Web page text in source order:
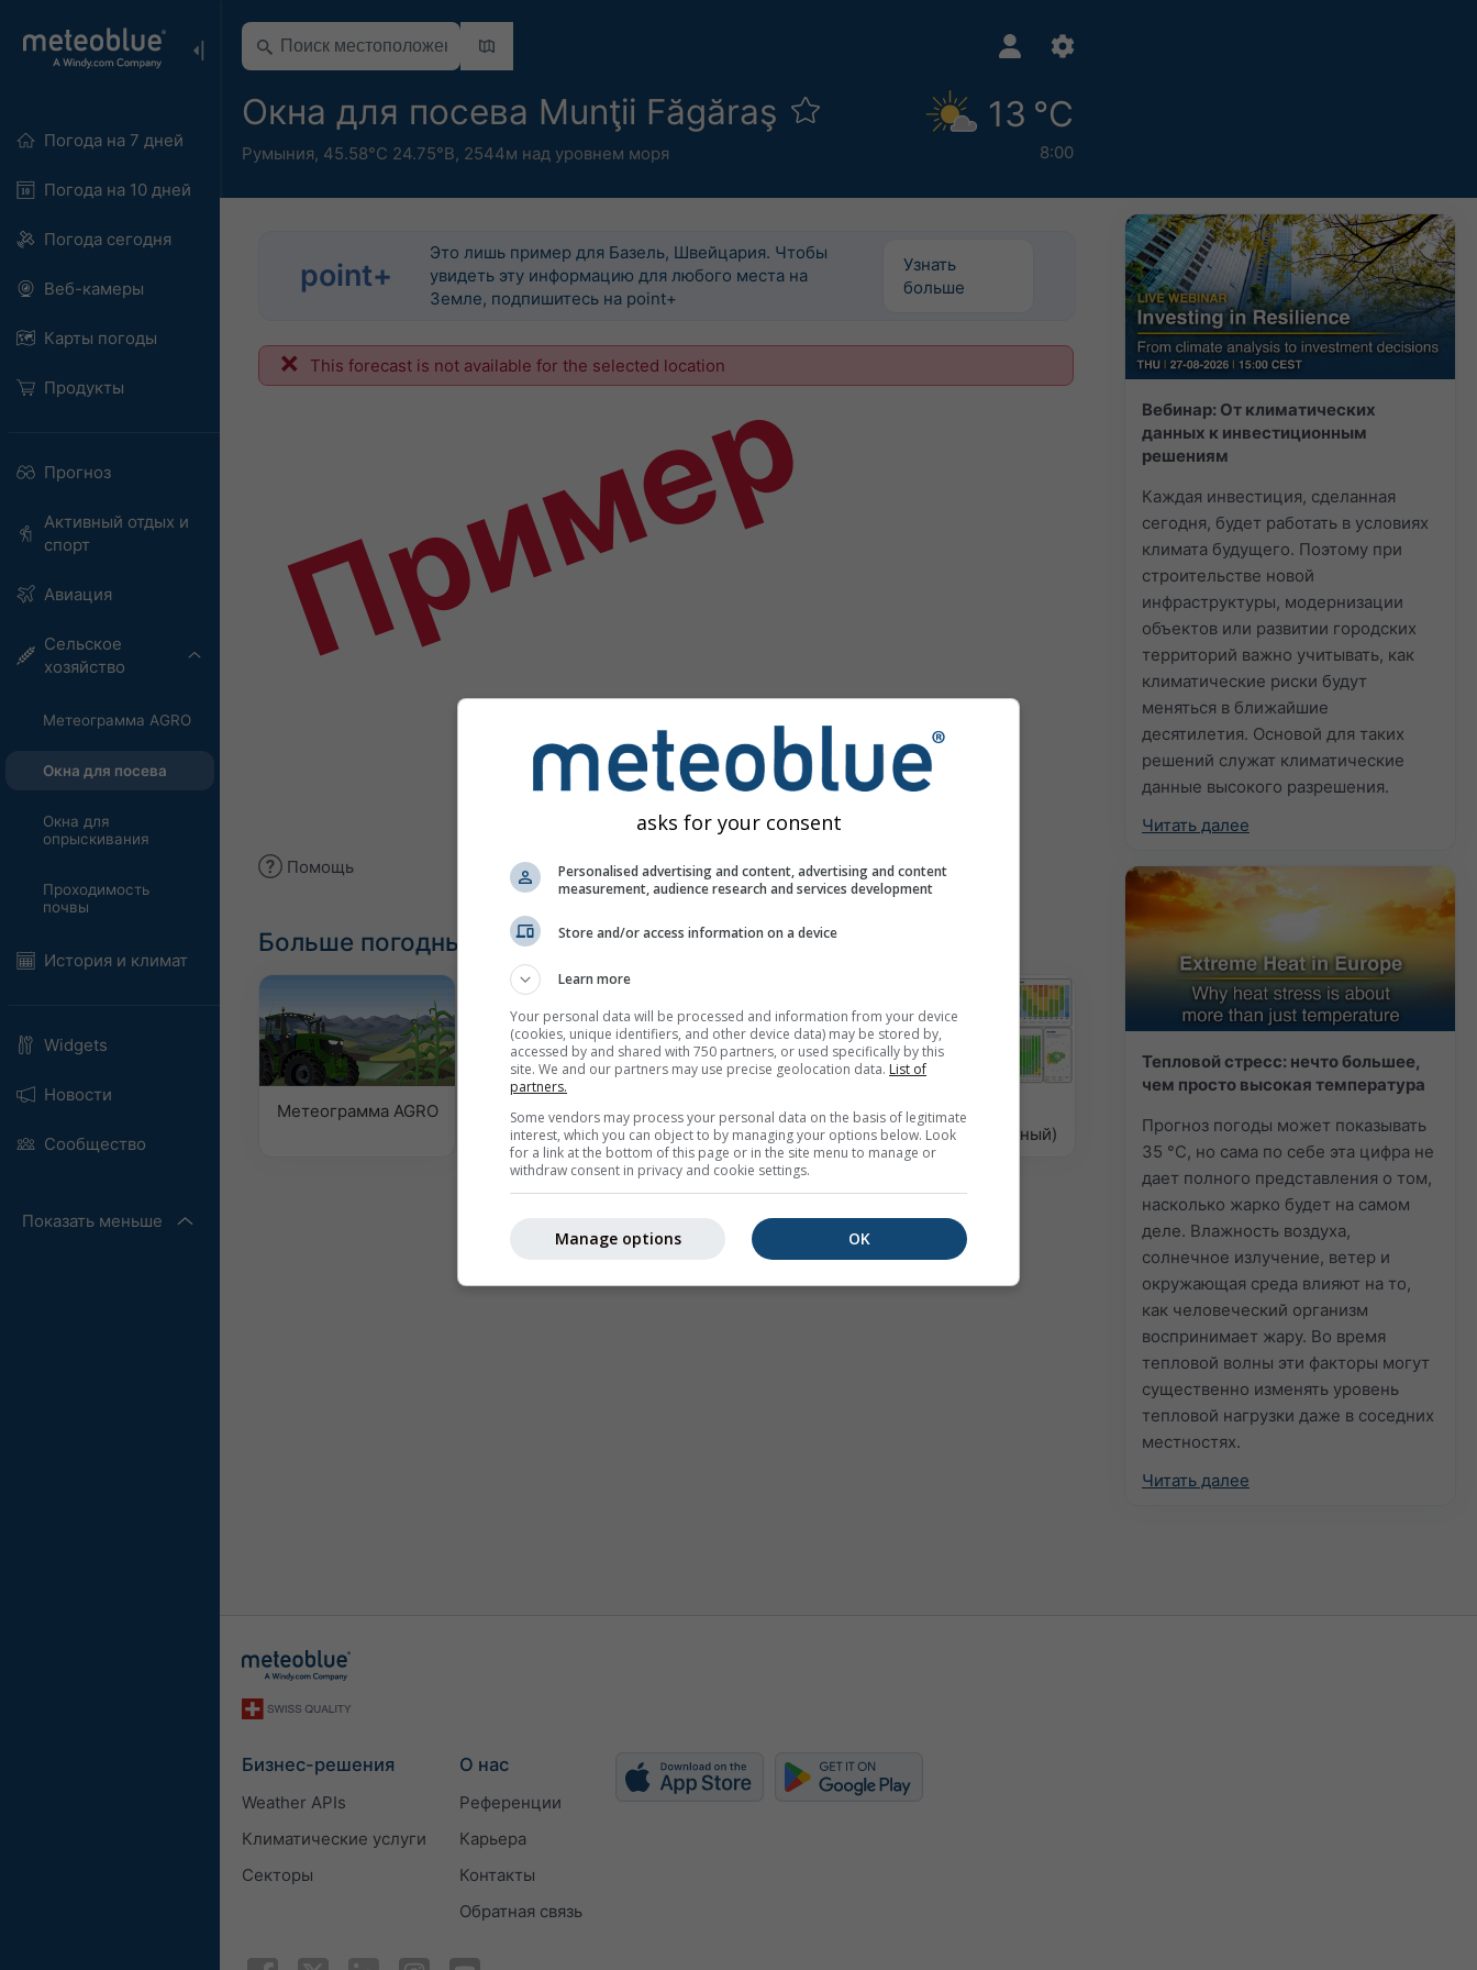
Погода на 7 дней
Погода на 10 дней
Погода сегодня
Веб-камеры
Карты погоды
Продукты
Прогноз
Активный отдых и
спорт
Авиация
Сельское
хозяйство
Метеограмма AGRO
Окна для посева
Окна для
опрыскивания
Проходимость
почвы
История и климат
Widgets
Новости
Сообщество
Показать меньше
Окна для посева Munţii Făgăraş
Румыния, 45.58°С 24.75°В, 2544м над уровнем моря
13 °C
8:00
Вебинар: От климатических
данных к инвестиционным
решениям
Каждая инвестиция, сделанная
сегодня, будет работать в условиях
климата будущего. Поэтому при
строительстве новой
инфраструктуры, модернизации
объектов или развитии городских
территорий важно учитывать, как
климатические риски будут
меняться в ближайшие
десятилетия. Основой для таких
решений служат климатические
данные высокого разрешения.
Читать далее
Тепловой стресс: нечто большее,
чем просто высокая температура
Прогноз погоды может показывать
35 °C, но сама по себе эта цифра не
дает полного представления о том,
насколько жарко будет на самом
деле. Влажность воздуха,
солнечное излучение, ветер и
окружающая среда влияют на то,
как человеческий организм
воспринимает жару. Во время
тепловой волны эти факторы могут
существенно изменять уровень
тепловой нагрузки даже в соседних
местностях.
Читать далее
point+
Это лишь пример для Базель, Швейцария. Чтобы
увидеть эту информацию для любого места на
Земле, подпишитесь на point+
Узнать
больше
This forecast is not available for the selected location
Пример
Помощь
Больше погодных данных
Метеограмма AGRO Термики Сезонный прогноз
Климат
(смоделированный)
Бизнес-решения
Weather APIs
Климатические услуги
Секторы
О нас
Референции
Карьера
Контакты
Обратная связь
asks for your consent
Personalised advertising and content, advertising and content
measurement, audience research and services development
Store and/or access information on a device
Learn more
Your personal data will be processed and information from your device
(cookies, unique identifiers, and other device data) may be stored by,
accessed by and shared with 750 partners, or used specifically by this
site. We and our partners may use precise geolocation data. List of
partners.
Some vendors may process your personal data on the basis of legitimate
interest, which you can object to by managing your options below. Look
for a link at the bottom of this page or in the site menu to manage or
withdraw consent in privacy and cookie settings.
OK
Manage options